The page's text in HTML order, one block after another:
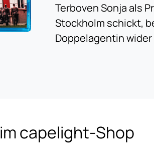
Terboven Sonja als
Stockholm schickt,
Doppelagentin wider
im capelight-Shop